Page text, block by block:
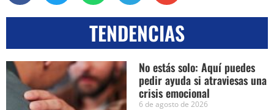
TENDENCIAS
No estás solo: Aquí puedes
pedir ayuda si atraviesas una
crisis emocional
6 de agosto de 2026